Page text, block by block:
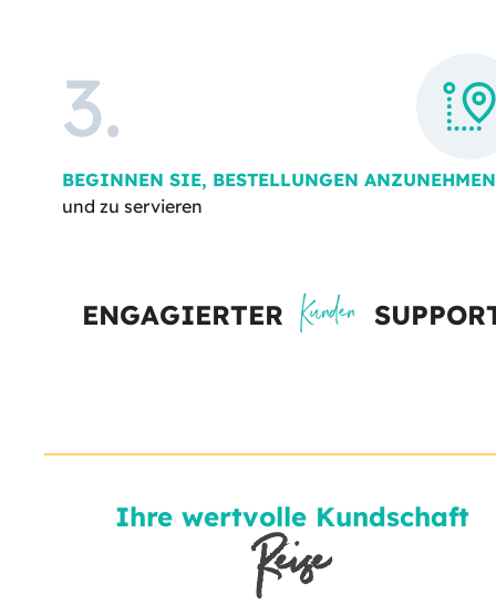
3.
BEGINNEN SIE, BESTELLUNGEN ANZUNEHMEN
und zu servieren
ENGAGIERTER Kunden
Ihre wertvolle Kundschaft
Reise